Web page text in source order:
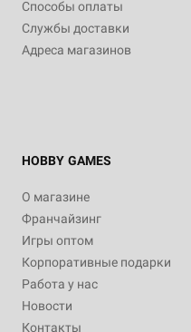
Способы оплаты
Службы доставки
Адреса магазинов
HOBBY GAMES
О магазине
Франчайзинг
Игры оптом
Корпоративные подарки
Работа у нас
Новости
Контакты